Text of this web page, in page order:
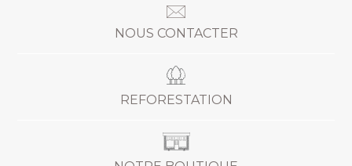
NOUS CONTACTER
REFORESTATION